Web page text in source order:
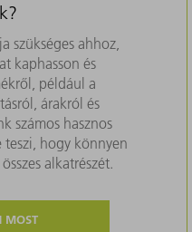
szükséges ahhoz,
kaphasson és
például a
árakról és
számos hasznos
hogy könnyen
alkatrészét.
MOST